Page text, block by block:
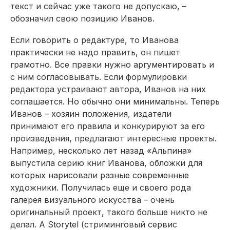
текст и сейчас уже такого не допускаю, –
обозначил свою позицию Иванов.
Если говорить о редактуре, то Иванова
практически не надо править, он пишет
грамотно. Все правки нужно аргументировать и
с ним согласовывать. Если формулировки
редактора устраивают автора, Иванов на них
соглашается. Но обычно они минимальны. Теперь
Иванов – хозяин положения, издатели
принимают его правила и конкурируют за его
произведения, предлагают интересные проекты.
Например, несколько лет назад «Альпина»
выпустила серию книг Иванова, обложки для
которых нарисовали разные современные
художники. Получилась еще и своего рода
галерея визуального искусства – очень
оригинальный проект, такого больше никто не
делал. А Storytel (стриминговый сервис